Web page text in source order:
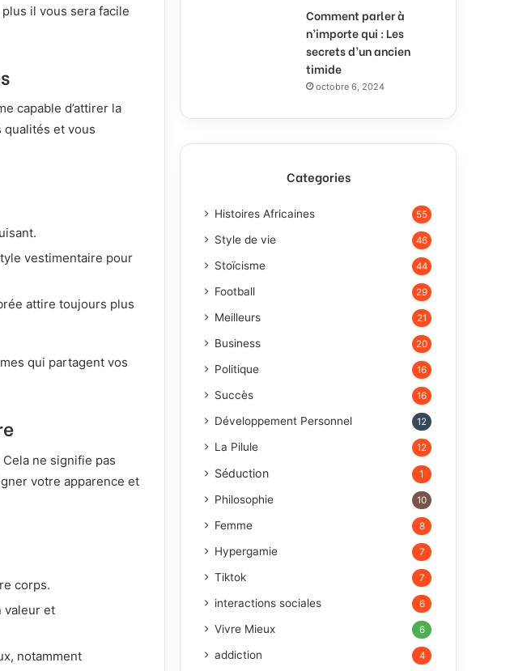
il vous sera facile
capable d’attirer la
et vous
vestimentaire pour
attire toujours plus
qui partagent vos
ne signifie pas
votre apparence et
corps.
valeur et
notamment
Comment parler à
n’importe qui : Les
secrets d’un ancien
timide
octobre 6, 2024
Categories
Histoires Africaines 55
Style de vie 46
Stoïcisme 44
Football 29
Meilleurs 21
Business 20
Politique 16
Succès 16
Développement Personnel 12
La Pilule 12
Séduction 1
Philosophie 10
Femme 8
Hypergamie 7
Tiktok 7
interactions sociales 6
Vivre Mieux 6
addiction 4